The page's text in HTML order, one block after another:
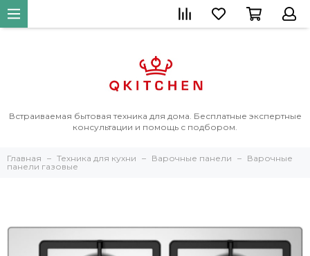
Встраиваемая бытовая техника для дома. Бесплатные экспертные
консультации и помощь с подбором.
Главная Техника для кухни Варочные панели
Варочные
панели газовые